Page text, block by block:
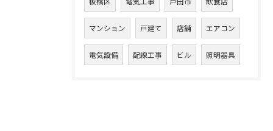
マンション 戸建て 店舗 エアコン
電気設備 配線工事 ビル 照明器具